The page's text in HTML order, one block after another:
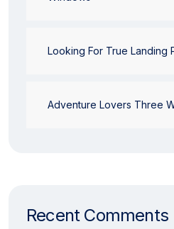
Looking For True Landing
Adventure Lovers Three
Recent Comments